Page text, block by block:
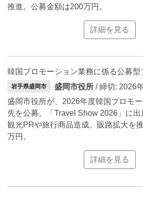
推進。公募金額は200万円。
詳細を見る
韓国プロモーション業務に係る公募
岩手県盛岡市 盛岡市役所 / 締切: 2026
盛岡市役所が、2026年度韓国プロモ
先を公募。「Travel Show 2026」に
観光PRや旅行商品造成、販路拡大を
万円。
詳細を見る